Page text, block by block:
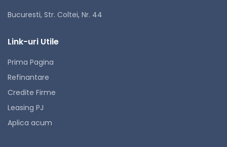
Bucuresti, Str. Coltei, Nr. 44
Link-uri Utile
Prima Pagina
Refinantare
Credite Firme
Leasing PJ
Aplica acum